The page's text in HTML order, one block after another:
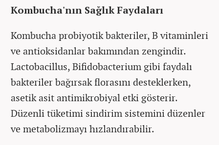
Kombucha'nın Sağlık Faydaları
Kombucha probiyotik bakteriler, B vitaminleri
ve antioksidanlar bakımından zengindir.
Lactobacillus, Bifidobacterium gibi faydalı
bakteriler bağırsak florasını desteklerken,
asetik asit antimikrobiyal etki gösterir.
Düzenli tüketimi sindirim sistemini düzenler
ve metabolizmayı hızlandırabilir.